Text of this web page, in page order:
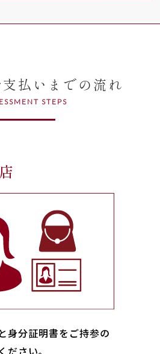
払いまでの流れ
STEPS
身分証明書をご持参の
ださい｡